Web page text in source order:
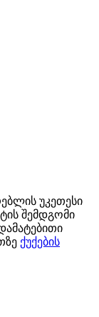
უკეთესი
შემდგომი
ქუქების